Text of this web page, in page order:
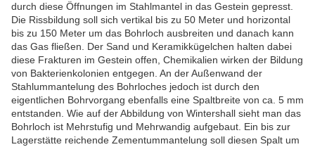
durch diese Öffnungen im Stahlmantel in das Gestein gepresst.
Die Rissbildung soll sich vertikal bis zu 50 Meter und horizontal
bis zu 150 Meter um das Bohrloch ausbreiten und danach kann
das Gas fließen. Der Sand und Keramikkügelchen halten dabei
diese Frakturen im Gestein offen, Chemikalien wirken der Bildung
von Bakterienkolonien entgegen. An der Außenwand der
Stahlummantelung des Bohrloches jedoch ist durch den
eigentlichen Bohrvorgang ebenfalls eine Spaltbreite von ca. 5 mm
entstanden. Wie auf der Abbildung von Wintershall sieht man das
Bohrloch ist Mehrstufig und Mehrwandig aufgebaut. Ein bis zur
Lagerstätte reichende Zementummantelung soll diesen Spalt um